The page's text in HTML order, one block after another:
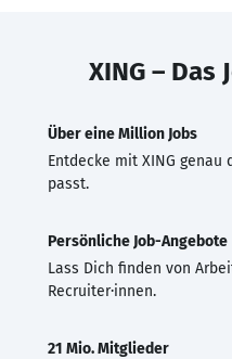
XING – Das
Über eine Million Jobs
Entdecke mit XING genau
passt.
Persönliche Job-Angebote
Lass Dich finden von
Recruiter·innen.
21 Mio. Mitglieder